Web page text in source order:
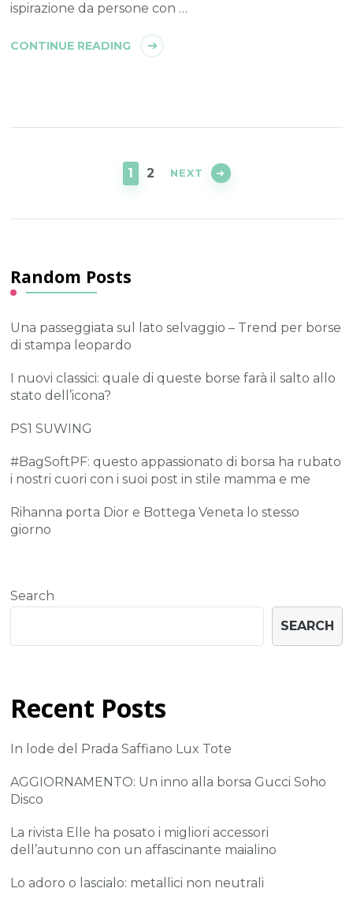
ispirazione da persone con …
CONTINUE READING
navigationPAGE
1 PAGE
2 NEXT
Random Posts
Una passeggiata sul lato selvaggio – Trend per borse
di stampa leopardo
I nuovi classici: quale di queste borse farà il salto allo
stato dell’icona?
PS1 SUWING
#BagSoftPF: questo appassionato di borsa ha rubato
i nostri cuori con i suoi post in stile mamma e me
Rihanna porta Dior e Bottega Veneta lo stesso
giorno
Search
SEARCH
Recent Posts
In lode del Prada Saffiano Lux Tote
AGGIORNAMENTO: Un inno alla borsa Gucci Soho
Disco
La rivista Elle ha posato i migliori accessori
dell’autunno con un affascinante maialino
Lo adoro o lascialo: metallici non neutrali